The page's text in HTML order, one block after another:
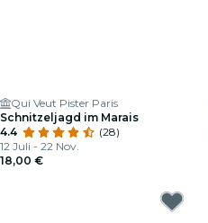
Qui Veut Pister Paris
Schnitzeljagd im Marais
4.4
(28)
12 Juli - 22 Nov.
18,00 €